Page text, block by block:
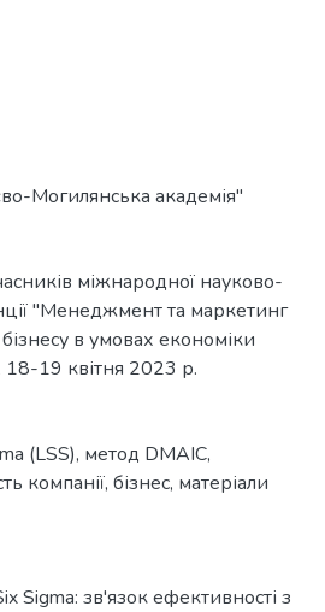
Могилянська академія"
міжнародної науково-
"Менеджмент та маркетинг
в умовах економіки
18-19 квітня 2023 р.
(LSS), метод DMAIC,
компанії, бізнес, матеріали
Sigma: зв'язок ефективності з